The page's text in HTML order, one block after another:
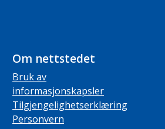
Om nettstedet
Bruk av
informasjonskapsler
Tilgjengelighetserklæring
Personvern